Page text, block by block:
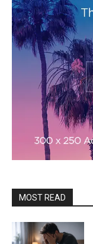
MOST READ